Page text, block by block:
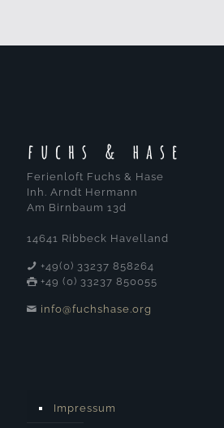
Ferienloft Fuchs & Hase
Inh. Arndt Hermann
Am Birnbaum 13d
14641 Ribbeck Havelland
+49(0) 33237 858264
+49 (0) 33237 850055
info@fuchshase.org
Impressum